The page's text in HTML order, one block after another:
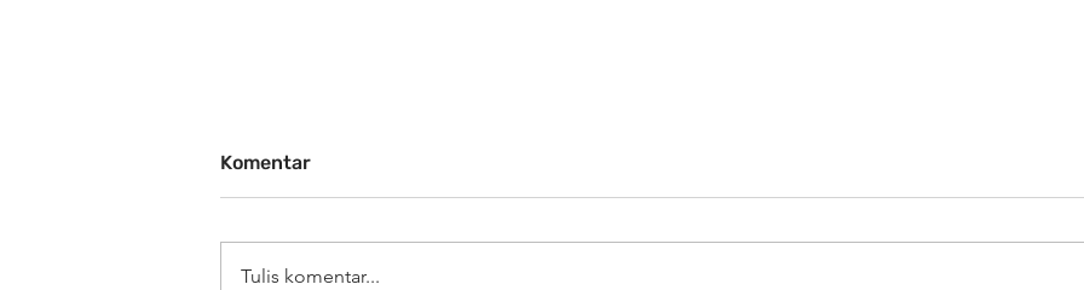
Komentar
Tulis komentar...